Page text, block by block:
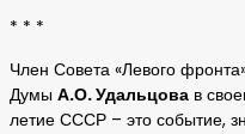
* * *
Член Совета «Левого
Думы А.О. Удальцова в
летие СССР – это событие,